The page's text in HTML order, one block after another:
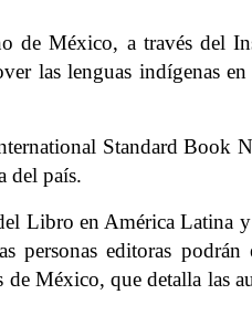
de México, a través del
las lenguas indígenas
Standard Book
del país.
Libro en América
editoras
México, que detalla las